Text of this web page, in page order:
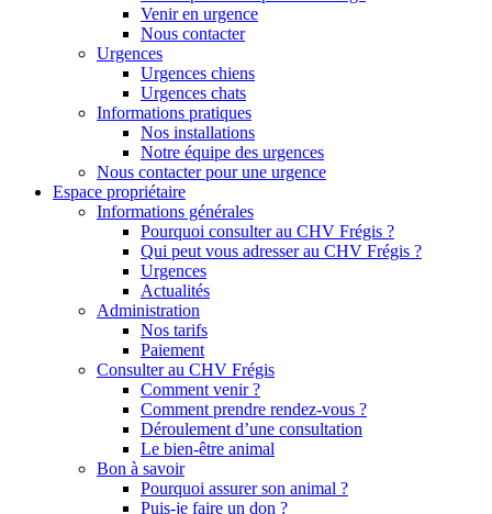
Venir en urgence
Nous contacter
Urgences
Urgences chiens
Urgences chats
Informations pratiques
Nos installations
Notre équipe des urgences
Nous contacter pour une urgence
Espace propriétaire
Informations générales
Pourquoi consulter au CHV Frégis ?
Qui peut vous adresser au CHV Frégis ?
Urgences
Actualités
Administration
Nos tarifs
Paiement
Consulter au CHV Frégis
Comment venir ?
Comment prendre rendez-vous ?
Déroulement d’une consultation
Le bien-être animal
Bon à savoir
Pourquoi assurer son animal ?
Puis-je faire un don ?